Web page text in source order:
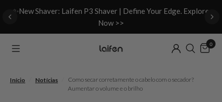
✨New Shaver: Laifen P3 Shaver | Define Your Edge. Explore
Now >>
0
Início Notícias
Como secar corretamente o cabelo com o secador?
Aumentar o volume e o brilho